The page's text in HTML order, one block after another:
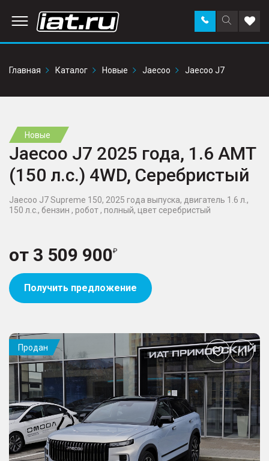
Поиск
по
Заказать
звонок в
Главная
Каталог Новые Jaecoo Jaecoo J7
Новые
Jaecoo J7 2025 года, 1.6 AMT
(150 л.с.) 4WD, Серебристый
Jaecoo J7 Supreme 150, 2025 года выпуска, двигатель 1.6 л.,
150 л.с., бензин , робот , полный, цвет серебристый
от 3 509 900
Получить предложение
Продан
Добавить
в
избранное